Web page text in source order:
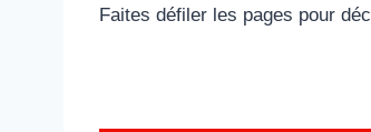
Faites défiler les pages pour